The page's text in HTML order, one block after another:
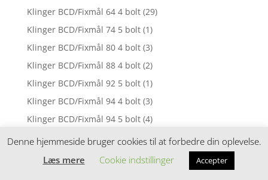
Klinger BCD/Fixmål 64 4 bolt (29)
Klinger BCD/Fixmål 74 5 bolt (1)
Klinger BCD/Fixmål 80 4 bolt (3)
Klinger BCD/Fixmål 88 4 bolt (2)
Klinger BCD/Fixmål 92 5 bolt (1)
Klinger BCD/Fixmål 94 4 bolt (3)
Klinger BCD/Fixmål 94 5 bolt (4)
Klinger BCD/Fixmål 96 4 bolt
(24)
Klinger Direct Mount
(39)
Denne hjemmeside bruger cookies til at forbedre din oplevelse.
Læs mere
Cookie indstillinger Accepter